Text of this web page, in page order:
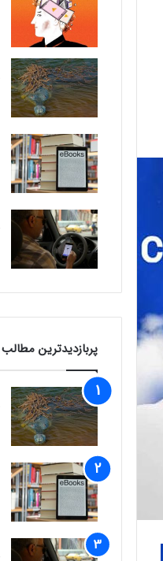
پربازدیدترین مطالب